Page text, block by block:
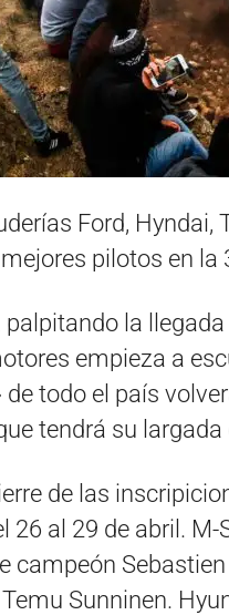
Ford,
pilotos en la
palpitando la
empieza a
de todo el país
tendrá su
de las
26 al 29 de abril. M-
campeón
Sunninen.